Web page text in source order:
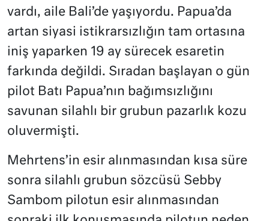
vardı, aile Bali’de yaşıyordu. Papua’da
artan siyasi istikrarsızlığın tam ortasına
iniş yaparken 19 ay sürecek esaretin
farkında değildi. Sıradan başlayan o gün
pilot Batı Papua’nın bağımsızlığını
savunan silahlı bir grubun pazarlık kozu
oluvermişti.
Mehrtens’in esir alınmasından kısa süre
sonra silahlı grubun sözcüsü Sebby
Sambom pilotun esir alınmasından